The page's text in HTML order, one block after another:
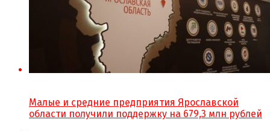
Малые и средние предприятия Ярославской
области получили поддержку на 679,3 млн рублей